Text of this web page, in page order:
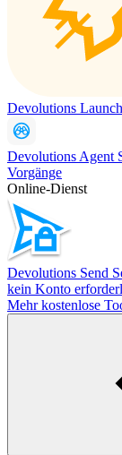
Devolutions
Devolutions Agent
Vorgänge
Online-Dienst
Devolutions Send
kein Konto
Mehr kostenlose